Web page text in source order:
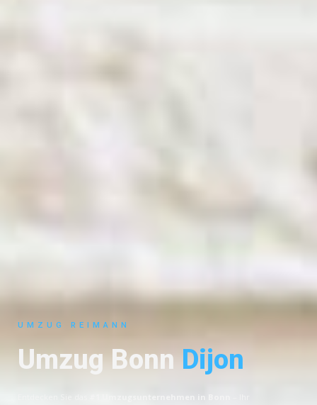
UMZUG REIMANN
Umzug BonnDijon
#1 Umzugsunternehmen in Bonn